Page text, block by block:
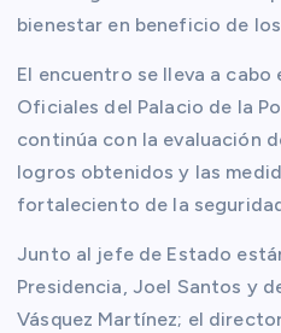
bienestar en beneficio de
El encuentro se lleva a cabo
Oficiales del Palacio de la
continúa con la evaluación
logros obtenidos y las
fortaleciento de la
Junto al jefe de Estado
Presidencia, Joel Santos y
Vásquez Martínez; el